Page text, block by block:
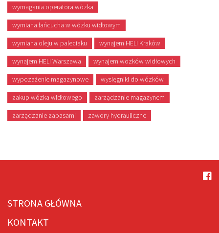
wymagania operatora wózka
wymiana łańcucha w wózku widłowym
wymiana oleju w paleciaku wynajem HELI Kraków
wynajem HELI Warszawa wynajem wozków widłowych
wypozażenie magazynowe wysięgniki do wózków
zakup wózka widłowego zarządzanie magazynem
zarządzanie zapasami zawory hydrauliczne
STRONA GŁÓWNA
KONTAKT